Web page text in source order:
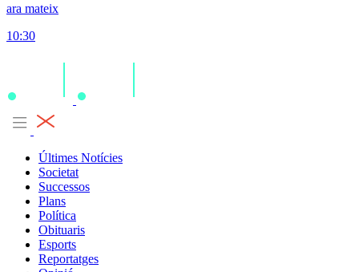
ara mateix
10:30
Últimes Notícies
Societat
Successos
Plans
Política
Obituaris
Esports
Reportatges